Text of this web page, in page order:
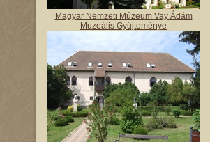
Magyar Nemzeti Múzeum Vay Ádám
Muzeális Gyűjteménye